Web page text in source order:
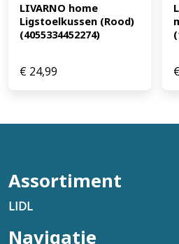
LIVARNO home
Ligstoelkussen (Rood)
(4055334452274)
€ 24,99
Assortiment
LIDL
Navigatie